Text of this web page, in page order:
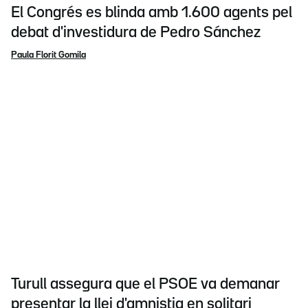
El Congrés es blinda amb 1.600 agents pel
debat d'investidura de Pedro Sánchez
Paula Florit Gomila
Turull assegura que el PSOE va demanar
presentar la llei d'amnistia en solitari